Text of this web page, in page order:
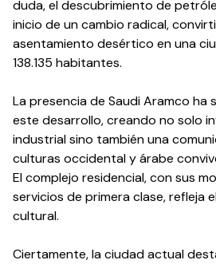
duda, el descubrimiento de
inicio de un cambio radical,
asentamiento desértico en una
138.135 habitantes.
La presencia de Saudi Aramco ha
este desarrollo, creando no solo
industrial sino también una
culturas occidental y árabe
El complejo residencial, con sus
servicios de primera clase, refleja
cultural.
Ciertamente, la ciudad actual